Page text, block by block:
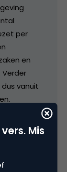
per
en
vanuit
behalen
Mis